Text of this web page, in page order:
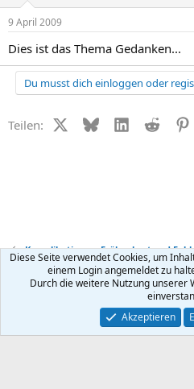
9 April 2009
Dies ist das Thema Gedanken...
Du musst dich einloggen oder
Teilen: X (Twitter)
BlueskyLinkedIn
Reddit
Komplikationen, Frühgeburt und
Kontakt Nutzungsbedingungen
Community platform by XenForo ® © 2010-
Diese Seite verwendet Cookies, um
einem Login angemeldet zu
Durch die weitere Nutzung unserer
Akzeptieren